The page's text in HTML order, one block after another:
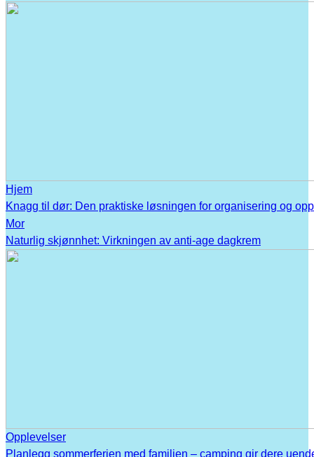
Hjem
Knagg til dør: Den praktiske løsningen for organisering og
Mor
Naturlig skjønnhet: Virkningen av anti-age dagkrem
Opplevelser
Planlegg sommerferien med familien – camping gir dere